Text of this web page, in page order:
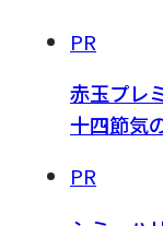
PR
赤玉プレ
十四節気
PR